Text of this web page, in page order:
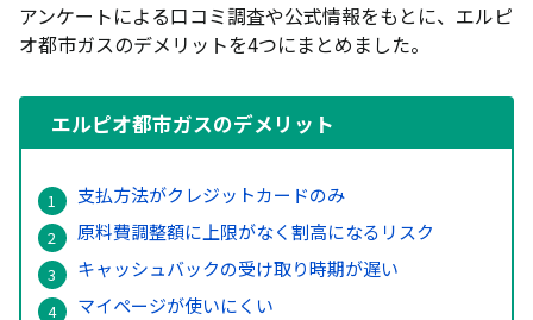
アンケートによる口コミ調査や公式情報をもとに、エルピ
オ都市ガスのデメリットを4つにまとめました。
エルピオ都市ガスのデメリット
支払方法がクレジットカードのみ
原料費調整額に上限がなく割高になるリスク
キャッシュバックの受け取り時期が遅い
マイページが使いにくい